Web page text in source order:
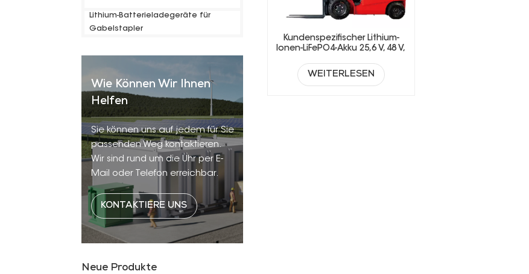
Lithium-Batterieladegeräte für
Gabelstapler
Wie Können Wir Ihnen
Helfen
Sie können uns auf jedem für Sie
passenden Weg kontaktieren.
Wir sind rund um die Uhr per E-
Mail oder Telefon erreichbar.
KONTAKTIERE UNS
Neue Produkte
Kundenspezifischer Lithium-
Ionen-LiFePO4-Akku 25,6 V, 48 V,
WEITERLESEN